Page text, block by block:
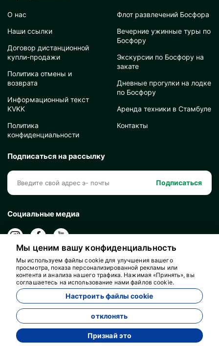
О нас
Наши ссылки
Договор дистанционной
купли-продажи
Политика отмены и
возврата
Информационный текст
KVKK
Политика
конфиденциальности
Флот развлечений Босфора
Вечерние ужинные туры по
Босфору
Экскурсии по Босфору на
закате
Дневные прогулки на лодке
по Босфору
Аренда техники в Стамбуле
Контакты
Подписаться на рассылку
Подписаться
Социальные медиа
Разработан
Мы ценим вашу конфиденциальность
Мы используем файлы cookie для улучшения вашего
просмотра, показа персонализированной рекламы или
контента и анализа нашего трафика. Нажимая «Принять», вы
соглашаетесь на использование нами файлов cookie.
Настроить файлы cookie
отклонять
Признай это